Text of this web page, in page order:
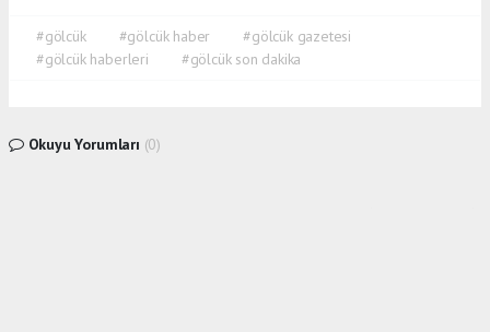
#gölcük #gölcük haber
#gölcük gazetesi
#gölcük haberleri
#gölcük son dakika
Okuyu Yorumları (0)